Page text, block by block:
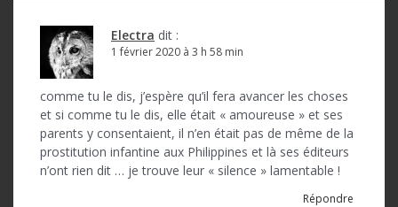
Electra dit :
1 février 2020 à 3 h 58 min
comme tu le dis, j’espère qu’il fera avancer les choses
et si comme tu le dis, elle était « amoureuse » et ses
parents y consentaient, il n’en était pas de même de la
prostitution infantine aux Philippines et là ses éditeurs
n’ont rien dit … je trouve leur « silence » lamentable !
Répondre